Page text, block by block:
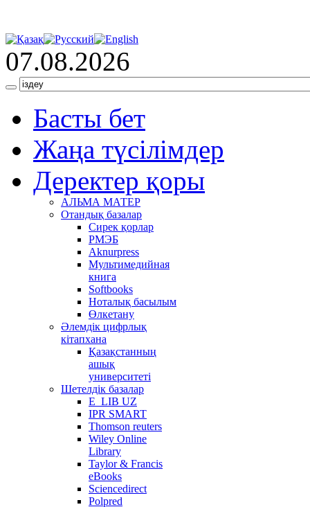
07.08.2026
Басты бет
Жаңа түсілімдер
Деректер қоры
АЛЬМА МАТЕР
Отандық базалар
Сирек қорлар
РМЭБ
Аknurpress
Мультимедийная
книга
Softbooks
Ноталық басылым
Өлкетану
Әлемдік цифрлық
кітапхана
Қазақстанның
ашық
университеті
Шетелдік базалар
E_LIB UZ
IPR SMART
Thomson reuters
Wiley Online
Library
Taylor & Francis
eBooks
Sciencedirect
Polpred